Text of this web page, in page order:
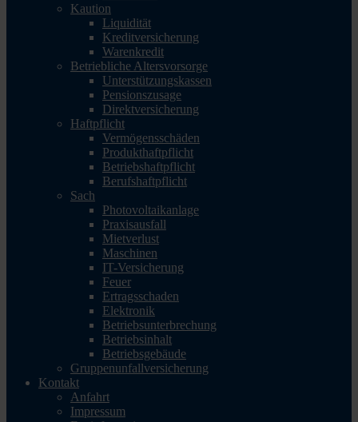
Kaution
Liquidität
Kreditversicherung
Warenkredit
Betriebliche Altersvorsorge
Unterstützungskassen
Pensionszusage
Direktversicherung
Haftpflicht
Vermögensschäden
Produkthaftpflicht
Betriebshaftpflicht
Berufshaftpflicht
Sach
Photovoltaikanlage
Praxisausfall
Mietverlust
Maschinen
IT-Versicherung
Feuer
Ertragsschaden
Elektronik
Betriebsunterbrechung
Betriebsinhalt
Betriebsgebäude
Gruppenunfallversicherung
Kontakt
Anfahrt
Impressum